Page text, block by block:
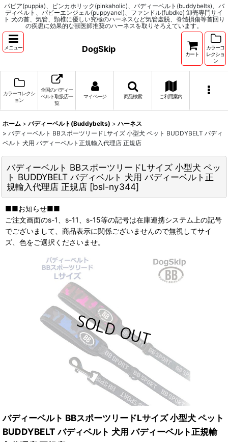
パピア(puppia)、ピンカホリック(pinkaholic)、バディーベルト(buddybelts)、バ
ディベルト、パピーエンジェル(puppyanel)、ファンドル(fubdke) 卸売専門サイ
ト 犬の首、気管、頸椎に優しい究極のハーネスなど気管虚脱、脊髄損傷等首回り
の疾患に効果的な獣医師推奨のハーネスを取りそろえています。
メニュー DogSkip
カート
カラーコ
レクショ
ン
カラーコレクシ
ョン
全国のバディー
ベルト取扱店一
覧
マイページ 商品検索 ご利用案内
ホーム > バディーベルト(Buddybelts) > ハーネス
> バディーベルト BBスポーツリードLサイズ 小型犬 ペット BUDDYBELT バディ
ベルト 犬用 バディーベルト正規輸入代理店 正規店
バディーベルト BBスポーツリードLサイズ 小型犬 ペッ
ト BUDDYBELT バディベルト 犬用 バディーベルト正
規輸入代理店 正規店 [bsl-ny344]
■■お知らせ■■
ご注文画面のs-1、s-11、s-15等の記号は在庫連携システム上の記号
でございまして、商品表示に関係ございませんので無視してサイ
ズ、色をご選択くださいませ。
バディーベルト BBスポーツリードLサイズ 小型犬 ペット
BUDDYBELT バディベルト 犬用 バディーベルト正規輸